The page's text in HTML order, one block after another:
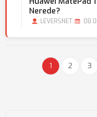
Nerede?
LEVERSNET
1 2 3